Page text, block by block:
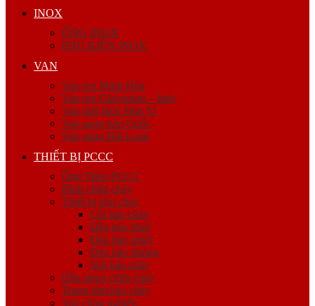
INOX
ỐNG INOX
PHỤ KIỆN INOX
VAN
Van ren Minh Hòa
Van ren Giacomini – Italy
Van mặt bích Shin Yi
Van gang hàn Quốc
Van gang Đài Loan
THIẾT BỊ PCCC
Ống Thép PCCC
Bình chữa cháy
Thiết bị báo cháy
Còi báo cháy
Đầu báo khói
Đầu báo nhiệt
Đèn báo phòng
Nút báo cháy
Đầu phun chữa cháy
Trung tâm báo cháy
Van công nghiệp